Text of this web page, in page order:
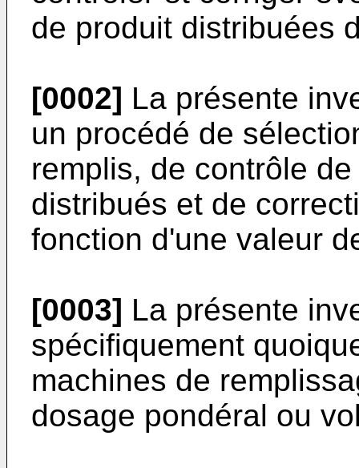
de produit distribuées
[0002] La présente
un procédé de
remplis, de contrôle
distribués et de
fonction d'une valeur
[0003] La présente
spécifiquement
machines de
dosage pondéral ou